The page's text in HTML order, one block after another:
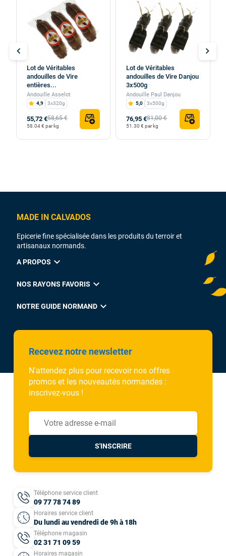
Lot de Véritables
andouilles de Vire
entières...
Andouille Asselot
4,9 3x320g
55,72 €58,65 €
58.04 € par kg
Lot de Véritables
andouilles de Vire Danjou
3x500g
Andouille Paul Danjou
5,0 3x500g
76,95 €81,00 €
51.30 € par kg
chevron_left chevron_right
MADE IN CALVADOS
Epicerie fine spécialisée dans les produits du terroir et
artisanaux normands.
A PROPOS expand_more
NOS RAYONS FAVORIS expand_more
NOTRE GUIDE NORMAND expand_more
Recevez notre newsletter
N'attendez plus pour recevoir nos offres
promos et les nouveautés normandes :
inscrivez-vous !
S'INSCRIRE
Téléphone service client
09 77 78 74 89
Horaires service client
Du lundi au vendredi de 9h à 18h
Téléphone magasin
02 31 71 09 59
Horaires magasin